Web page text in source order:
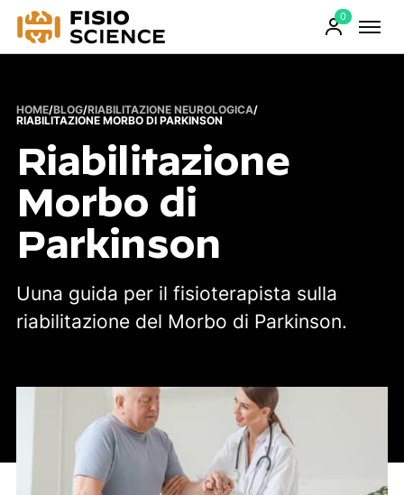
0
Prodotti
HOME/BLOG/RIABILITAZIONE NEUROLOGICA/
RIABILITAZIONE MORBO DI PARKINSON
Riabilitazione
Morbo di
Parkinson
Uuna guida per il fisioterapista sulla
riabilitazione del Morbo di Parkinson.